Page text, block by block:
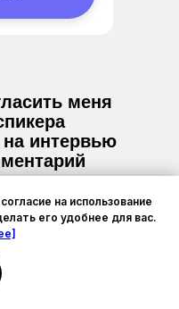
меня
интервью
на почту:
на использование
его удобнее для вас.